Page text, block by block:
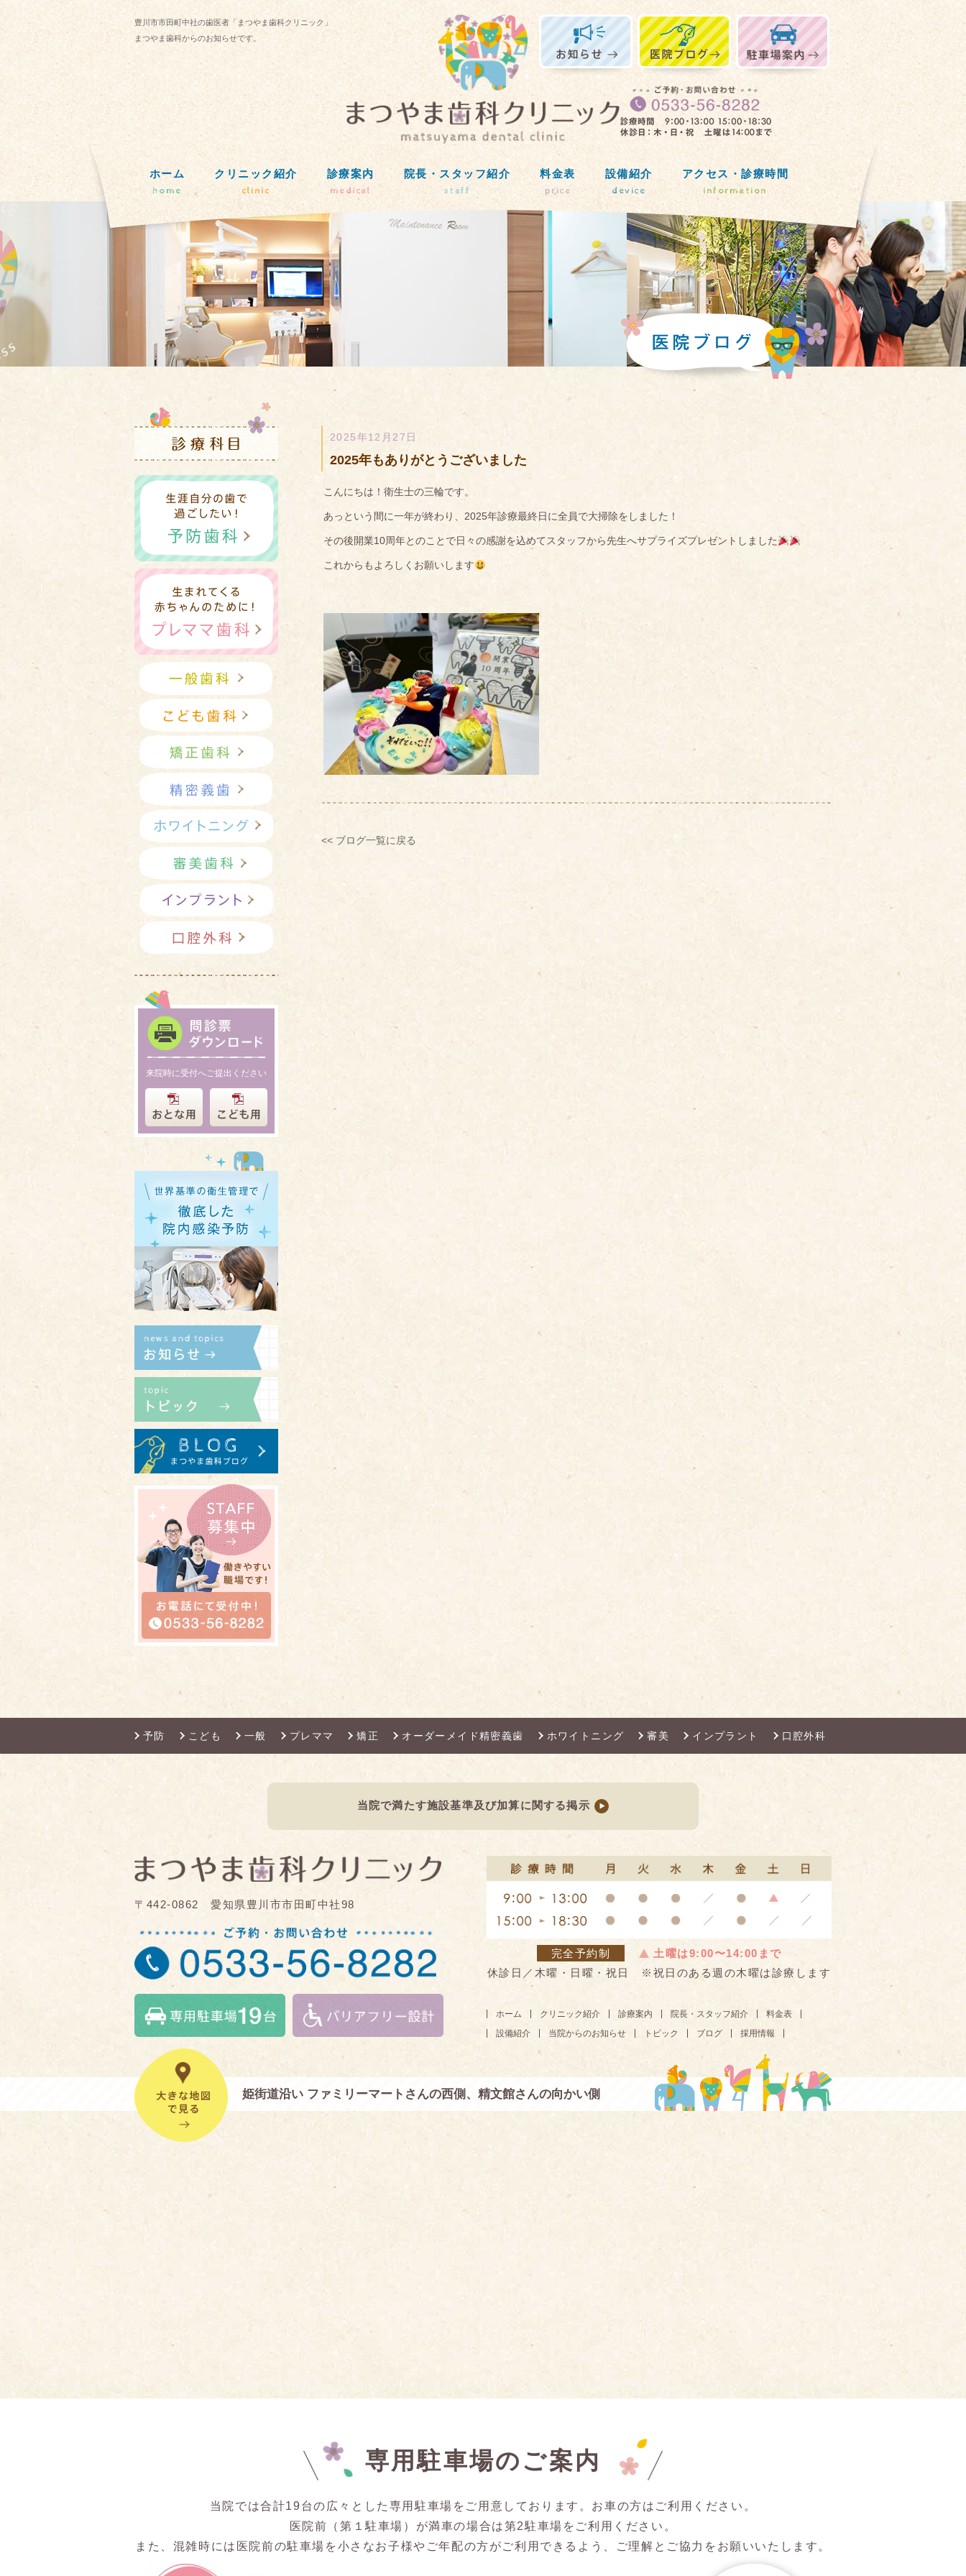
豊川市市田町中社の歯医者「まつやま歯科クリニック」
まつやま歯科からのお知らせです。
ホーム
home
クリニック紹介
clinic
診療案内
medical
院長・スタッフ紹介
staff
料金表
price
設備紹介
device
アクセス・診療時間
information
2025年12月27日
2025年もありがとうございました
こんにちは！衛生士の三輪です。
あっという間に一年が終わり、2025年診療最終日に全員で大掃除をしました！
その後開業10周年とのことで日々の感謝を込めてスタッフから先生へサプライズプレゼントしました
これからもよろしくお願いします
<< ブログ一覧に戻る
来院時に受付へご提出ください
予防 こども 一般 プレママ 矯正 オーダーメイド精密義歯 ホワイトニング 審美 インプラント 口腔外科
当院で満たす施設基準及び加算に関する掲示
〒442-0862 愛知県豊川市市田町中社98
完全予約制
土曜は9:00〜14:00まで
休診日／木曜・日曜・祝日 ※祝日のある週の木曜は診療します
ホーム クリニック紹介 診療案内 院長・スタッフ紹介
料金表
設備紹介
当院からのお知らせ トピック ブログ 採用情報
姫街道沿い ファミリーマートさんの西側、精文館さんの向かい側
専用駐車場のご案内
当院では合計19台の広々とした専用駐車場をご用意しております。お車の方はご利用ください。
医院前（第１駐車場）が満車の場合は第2駐車場をご利用ください。
また、混雑時には医院前の駐車場を小さなお子様やご年配の方がご利用できるよう、ご理解とご協力をお願いいたします。